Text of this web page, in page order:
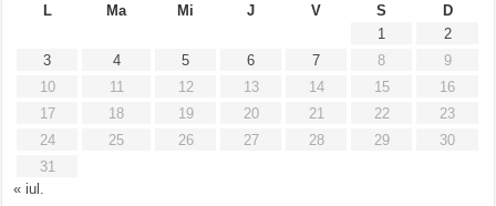
L
Ma Mi J V S
D
1
2
3
4 5 6 7 8
9
10
11 12 13 14 15
16
17
18 19 20 21 22
23
24
25 26 27 28 29
30
31
« iul.